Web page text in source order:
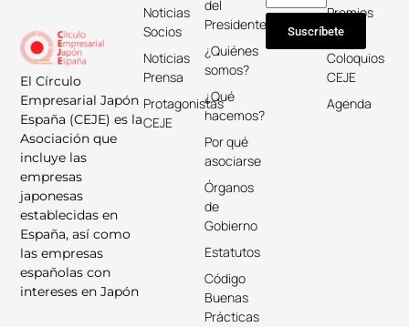
El Círculo
Empresarial Japón
España (CEJE) es la
Asociación que
incluye las
empresas
japonesas
establecidas en
España, así como
las empresas
españolas con
intereses en Japón
del
Presidente
¿Quiénes
somos?
¿Qué
hacemos?
Por qué
asociarse
Órganos
de
Gobierno
Estatutos
Código
Buenas
Prácticas
Noticias
Socios
Noticias
Prensa
Protagonistas
CEJE
Premios
Keicho
Coloquios
CEJE
Agenda
Suscríbete